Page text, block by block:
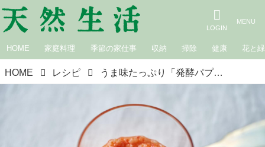
HOME 家庭料理 季節の家仕事 収納 掃除 健康 花と緑
HOME レシピ うま味たっぷり「発酵パプリカ」のつくり方。だしいらずの万能調味料“お湯に溶くだけ”でおいしいスープに！パンにも肉料理にも大活躍｜榎本美沙の発酵暮らし